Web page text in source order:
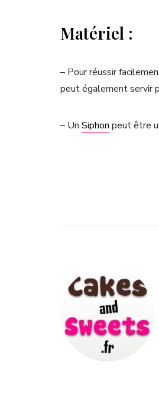
Matériel :
– Pour réussir
peut également servir
– Un Siphon peut être